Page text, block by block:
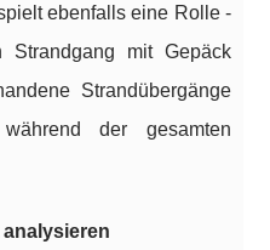
ebenfalls eine Rolle -
Strandgang mit Gepäck
Strandübergänge
der gesamten